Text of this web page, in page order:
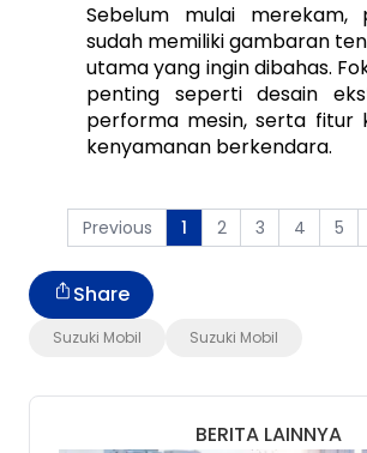
Sebelum mulai merekam,
sudah memiliki gambaran
utama yang ingin dibahas.
penting seperti desain
performa mesin, serta fitur
kenyamanan berkendara.
Previous 1 2 3 4 5
Suzuki Mobil Suzuki Mobil
Share
BERITA LAINNYA